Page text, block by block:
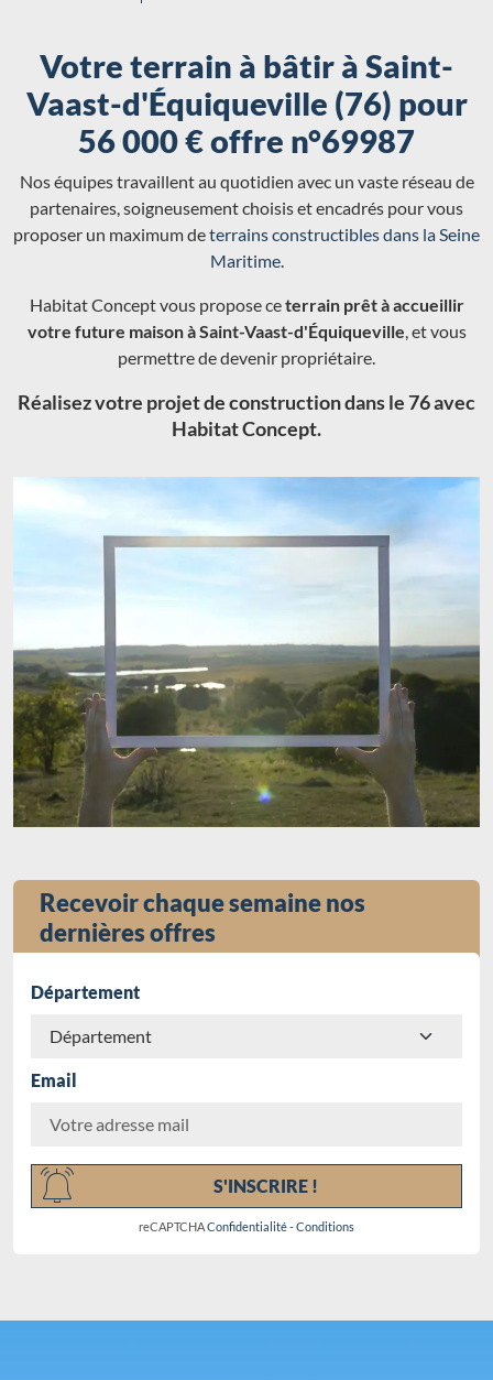
Votre terrain à bâtir à Saint-
Vaast-d'Équiqueville (76) pour
56 000 € offre n°69987
Nos équipes travaillent au quotidien avec un vaste réseau de
partenaires, soigneusement choisis et encadrés pour vous
proposer un maximum deterrains constructibles dans la Seine
Maritime.
Habitat Concept vous propose ceterrain prêt à accueillir
votre future maison à Saint-Vaast-d'Équiqueville, et vous
permettre de devenir propriétaire.
Réalisez votre projet de construction dans le 76 avec
Habitat Concept.
Recevoir chaque semaine nos
dernières offres
Département
Email
S'INSCRIRE !
reCAPTCHAConfidentialité-Conditions